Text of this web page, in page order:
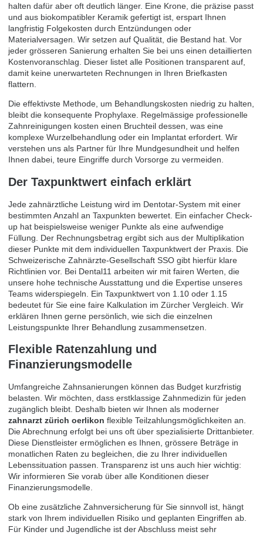
halten dafür aber oft deutlich länger. Eine Krone, die präzise passt
und aus biokompatibler Keramik gefertigt ist, erspart Ihnen
langfristig Folgekosten durch Entzündungen oder
Materialversagen. Wir setzen auf Qualität, die Bestand hat. Vor
jeder grösseren Sanierung erhalten Sie bei uns einen detaillierten
Kostenvoranschlag. Dieser listet alle Positionen transparent auf,
damit keine unerwarteten Rechnungen in Ihren Briefkasten
flattern.
Die effektivste Methode, um Behandlungskosten niedrig zu halten,
bleibt die konsequente Prophylaxe. Regelmässige professionelle
Zahnreinigungen kosten einen Bruchteil dessen, was eine
komplexe Wurzelbehandlung oder ein Implantat erfordert. Wir
verstehen uns als Partner für Ihre Mundgesundheit und helfen
Ihnen dabei, teure Eingriffe durch Vorsorge zu vermeiden.
Der Taxpunktwert einfach erklärt
Jede zahnärztliche Leistung wird im Dentotar-System mit einer
bestimmten Anzahl an Taxpunkten bewertet. Ein einfacher Check-
up hat beispielsweise weniger Punkte als eine aufwendige
Füllung. Der Rechnungsbetrag ergibt sich aus der Multiplikation
dieser Punkte mit dem individuellen Taxpunktwert der Praxis. Die
Schweizerische Zahnärzte-Gesellschaft SSO gibt hierfür klare
Richtlinien vor. Bei Dental11 arbeiten wir mit fairen Werten, die
unsere hohe technische Ausstattung und die Expertise unseres
Teams widerspiegeln. Ein Taxpunktwert von 1.10 oder 1.15
bedeutet für Sie eine faire Kalkulation im Zürcher Vergleich. Wir
erklären Ihnen gerne persönlich, wie sich die einzelnen
Leistungspunkte Ihrer Behandlung zusammensetzen.
Flexible Ratenzahlung und
Finanzierungsmodelle
Umfangreiche Zahnsanierungen können das Budget kurzfristig
belasten. Wir möchten, dass erstklassige Zahnmedizin für jeden
zugänglich bleibt. Deshalb bieten wir Ihnen als moderner
zahnarzt zürich oerlikon flexible Teilzahlungsmöglichkeiten an.
Die Abrechnung erfolgt bei uns oft über spezialisierte Drittanbieter.
Diese Dienstleister ermöglichen es Ihnen, grössere Beträge in
monatlichen Raten zu begleichen, die zu Ihrer individuellen
Lebenssituation passen. Transparenz ist uns auch hier wichtig:
Wir informieren Sie vorab über alle Konditionen dieser
Finanzierungsmodelle.
Ob eine zusätzliche Zahnversicherung für Sie sinnvoll ist, hängt
stark von Ihrem individuellen Risiko und geplanten Eingriffen ab.
Für Kinder und Jugendliche ist der Abschluss meist sehr